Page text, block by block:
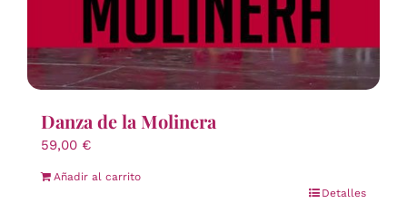
Danza de la Molinera
59,00 €
Añadir al carrito
Detalles